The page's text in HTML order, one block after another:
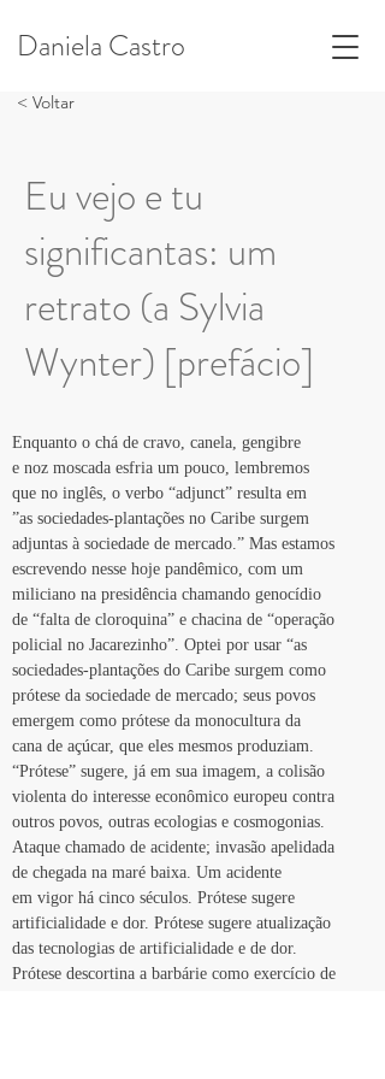
Daniela Castro
< Voltar
Eu vejo e tu
significantas: um
retrato (a Sylvia
Wynter) [prefácio]
Enquanto o chá de cravo, canela, gengibre
e noz moscada esfria um pouco, lembremos
que no inglês, o verbo “adjunct” resulta em
”as sociedades-plantações no Caribe surgem
adjuntas à sociedade de mercado.” Mas estamos
escrevendo nesse hoje pandêmico, com um
miliciano na presidência chamando genocídio
de “falta de cloroquina” e chacina de “operação
policial no Jacarezinho”. Optei por usar “as
sociedades-plantações do Caribe surgem como
prótese da sociedade de mercado; seus povos
emergem como prótese da monocultura da
cana de açúcar, que eles mesmos produziam.
“Prótese” sugere, já em sua imagem, a colisão
violenta do interesse econômico europeu contra
outros povos, outras ecologias e cosmogonias.
Ataque chamado de acidente; invasão apelidada
de chegada na maré baixa. Um acidente
em vigor há cinco séculos. Prótese sugere
artificialidade e dor. Prótese sugere atualização
das tecnologias de artificialidade e de dor.
Prótese descortina a barbárie como exercício de